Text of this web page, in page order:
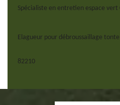
Spécialiste en entretien espace
Elagueur pour débroussaillage
82210